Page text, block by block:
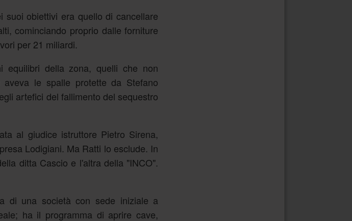
obiettivi era quello di cancellare
cominciando proprio dalle forniture
per 21 miliardi.
equilibri della zona, quelli che non
le spalle protette da Stefano
artefici del fallimento del sequestro
al giudice istruttore Pietro Sirena,
Lodigiani. Ma Ratti lo esclude. In
ditta Cascio e l'altra della "INCO".
di una società con sede iniziale a
ha il programma di aprire cave,